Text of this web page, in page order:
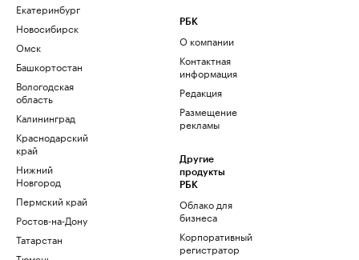
Екатеринбург
Новосибирск
Омск
Башкортостан
Вологодская
область
Калининград
Краснодарский
край
Нижний
Новгород
Пермский край
Ростов-на-Дону
Татарстан
РБК
О компании
Контактная
информация
Редакция
Размещение
рекламы
Другие
продукты
РБК
Облако для
бизнеса
Корпоративный
регистратор